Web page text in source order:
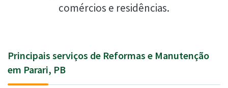
comércios e residências.
Principais serviços de Reformas e Manutenção
em Parari, PB